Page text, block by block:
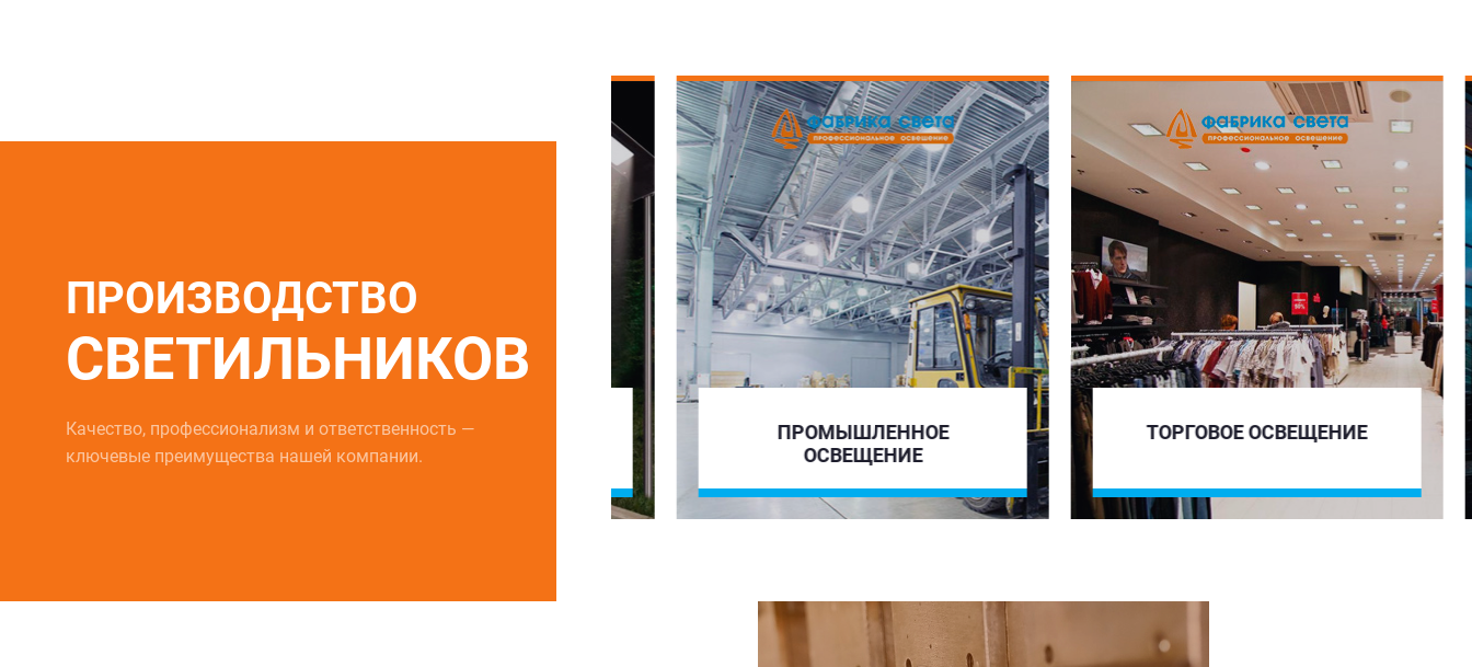
ПРОИЗВОДСТВО
СВЕТИЛЬНИКОВ
Качество, профессионализм и ответственность —
ключевые преимущества нашей компании.
УЛИЧНОЕ ОСВЕЩЕНИЕ
ПРОМЫШЛЕННОЕ
ОСВЕЩЕНИЕ
ТОРГОВОЕ ОСВЕЩЕНИЕ